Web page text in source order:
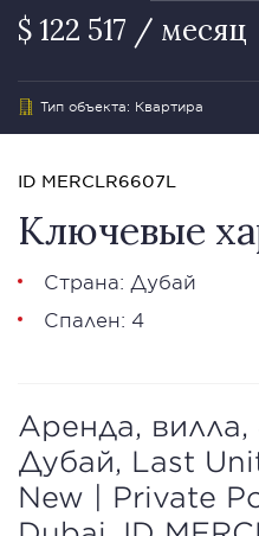
$ 122 517 / месяц
Тип объекта: Квартира
ID MERCLR6607L
Ключевые
Страна: Дубай
Спален: 4
Аренда, вилла,
Дубай, Last
New | Private